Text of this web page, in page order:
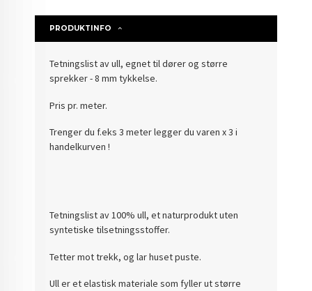
PRODUKTINFO
Tetningslist av ull, egnet til dører og større
sprekker - 8 mm tykkelse.
Pris pr. meter.
Trenger du f.eks 3 meter legger du varen x 3 i
handelkurven !
Tetningslist av 100% ull, et naturprodukt uten
syntetiske tilsetningsstoffer.
Tetter mot trekk, og lar huset puste.
Ull er et elastisk materiale som fyller ut større